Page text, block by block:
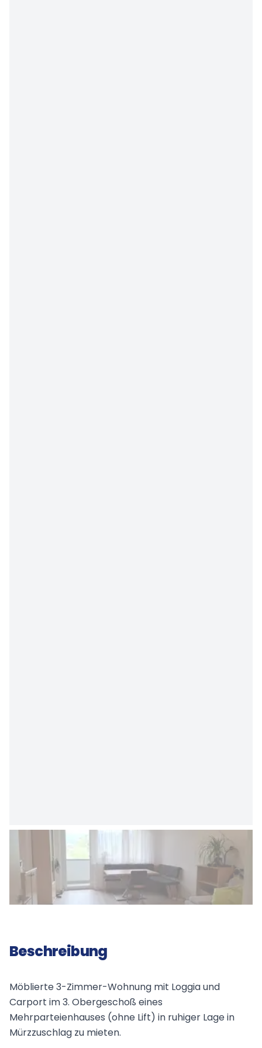
Beschreibung
Möblierte 3-Zimmer-Wohnung mit Loggia und
Carport im 3. Obergeschoß eines
Mehrparteienhauses (ohne Lift) in ruhiger Lage in
Mürzzuschlag zu mieten.